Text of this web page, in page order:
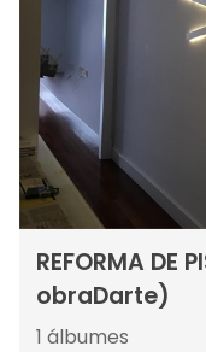
REFORMA DE
obraDarte)
1 álbumes